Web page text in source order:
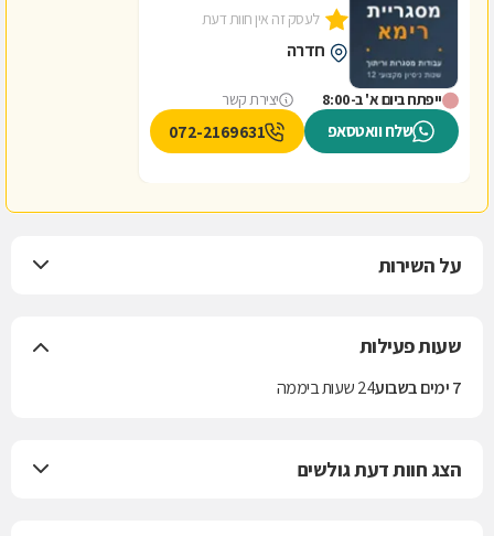
לעסק זה אין חוות דעת
חדרה
ייפתח ביום א' ב-8:00 יצירת קשר
שלח וואטסאפ 072-2169631
על השירות
שעות פעילות
7 ימים בשבוע 24 שעות ביממה
הצג חוות דעת גולשים